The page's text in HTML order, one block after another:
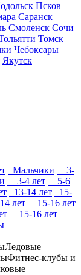
Псков
Саранск
Смоленск Сочи
Томск
Чебоксары
Якутск
Мальчики
3-
3-4 лет
5-6
13-14 лет
15-
лет
15-16 лет
15-16 лет
Ледовые
Фитнес-клубы и